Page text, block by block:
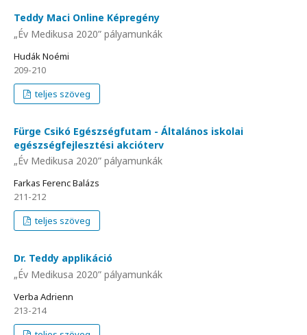
Teddy Maci Online Képregény
„Év Medikusa 2020” pályamunkák
Hudák Noémi
209-210
teljes szöveg
Fürge Csikó Egészségfutam - Általános iskolai
egészségfejlesztési akcióterv
„Év Medikusa 2020” pályamunkák
Farkas Ferenc Balázs
211-212
teljes szöveg
Dr. Teddy applikáció
„Év Medikusa 2020” pályamunkák
Verba Adrienn
213-214